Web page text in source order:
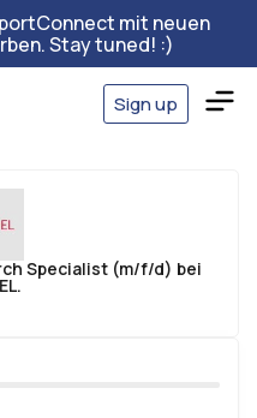
mit neuen
Stay tuned! :)
Sign up
Specialist (m/f/d) bei